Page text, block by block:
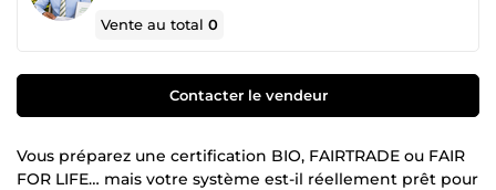
Vente au total0
Contacter le vendeur
Vous préparez une certification BIO, FAIRTRADE ou FAIR
FOR LIFE… mais votre système est-il réellement prêt pour